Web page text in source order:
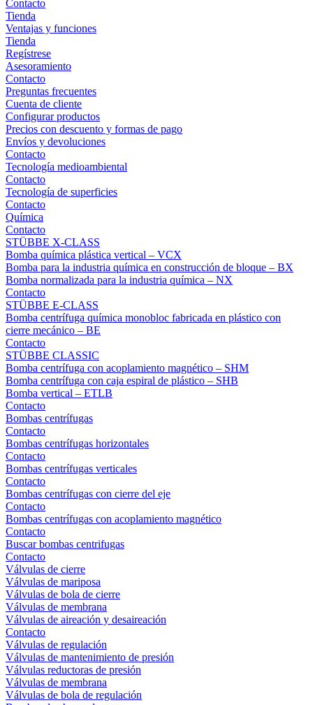
Contacto
Tienda
Ventajas y funciones
Tienda
Regístrese
Asesoramiento
Contacto
Preguntas frecuentes
Cuenta de cliente
Configurar productos
Precios con descuento y formas de pago
Envíos y devoluciones
Contacto
Tecnología medioambiental
Contacto
Tecnología de superficies
Contacto
Química
Contacto
STÜBBE X-CLASS
Bomba química plástica vertical – VCX
Bomba para la industria química en construcción de bloque – BX
Bomba normalizada para la industria química – NX
Contacto
STÜBBE E-CLASS
Bomba centrífuga química monobloc fabricada en plástico con
cierre mecánico – BE
Contacto
STÜBBE CLASSIC
Bomba centrífuga con acoplamiento magnético – SHM
Bomba centrífuga con caja espiral de plástico – SHB
Bomba vertical – ETLB
Contacto
Bombas centrífugas
Contacto
Bombas centrífugas horizontales
Contacto
Bombas centrífugas verticales
Contacto
Bombas centrífugas con cierre del eje
Contacto
Bombas centrífugas con acoplamiento magnético
Contacto
Buscar bombas centrifugas
Contacto
Válvulas de cierre
Válvulas de mariposa
Válvulas de bola de cierre
Válvulas de membrana
Válvulas de aireación y desaireación
Contacto
Válvulas de regulación
Válvulas de mantenimiento de presión
Válvulas reductoras de presión
Válvulas de membrana
Válvulas de bola de regulación